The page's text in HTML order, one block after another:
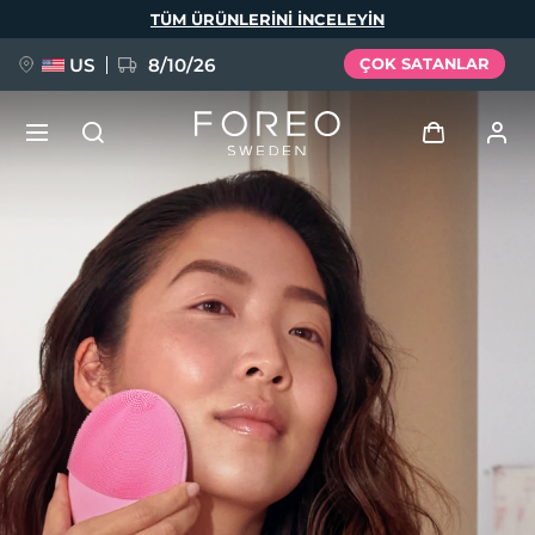
TÜM ÜRÜNLERINI INCELEYIN
US 8/10/26 ÇOK SATANLAR
Kullanici profi̇li̇
Siparişlerim
Adresim
Aboneliklerim
FAQ™ Pure Beauty-Tech Elixir
BREAKING NEWS
issa™ Teeth Whitening Set
Dil Seçimi
English Deutsch
Español
Français
Italiano
Português
Polski
Svenska
Русский
Türkçe
简体中文 繁體中文